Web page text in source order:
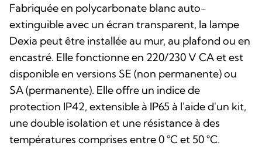
Fabriquée en polycarbonate blanc auto-
extinguible avec un écran transparent, la lampe
Dexia peut être installée au mur, au plafond ou en
encastré. Elle fonctionne en 220/230 V CA et est
disponible en versions SE (non permanente) ou
SA (permanente). Elle offre un indice de
protection IP42, extensible à IP65 à l'aide d'un kit,
une double isolation et une résistance à des
températures comprises entre 0 °C et 50 °C.